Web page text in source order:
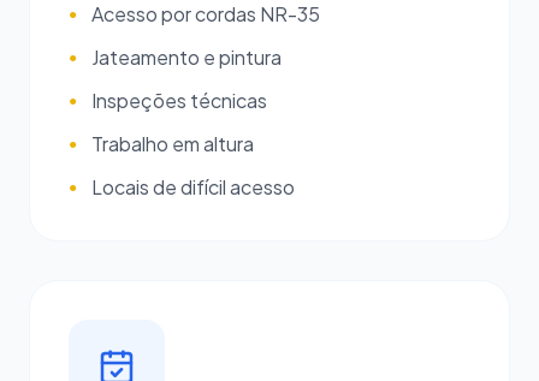
● Acesso por cordas NR-35
● Jateamento e pintura
● Inspeções técnicas
● Trabalho em altura
● Locais de difícil acesso